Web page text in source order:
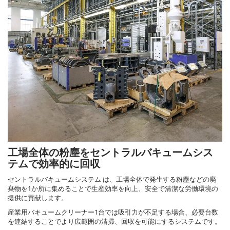
工場全体の粉塵をセントラルバキュームシス
テムで効率的に回収
セントラルバキュームシステム は、工場全体で発生する粉塵などの廃
棄物を1か所に集めることで生産効率を向上、安全で清潔な労働環境の
提供に貢献します。
産業用バキュームクリーナー1台では吸引力が不足する場合、必要台数
を連結することでより広範囲の清掃、回収を可能にするシステムです。